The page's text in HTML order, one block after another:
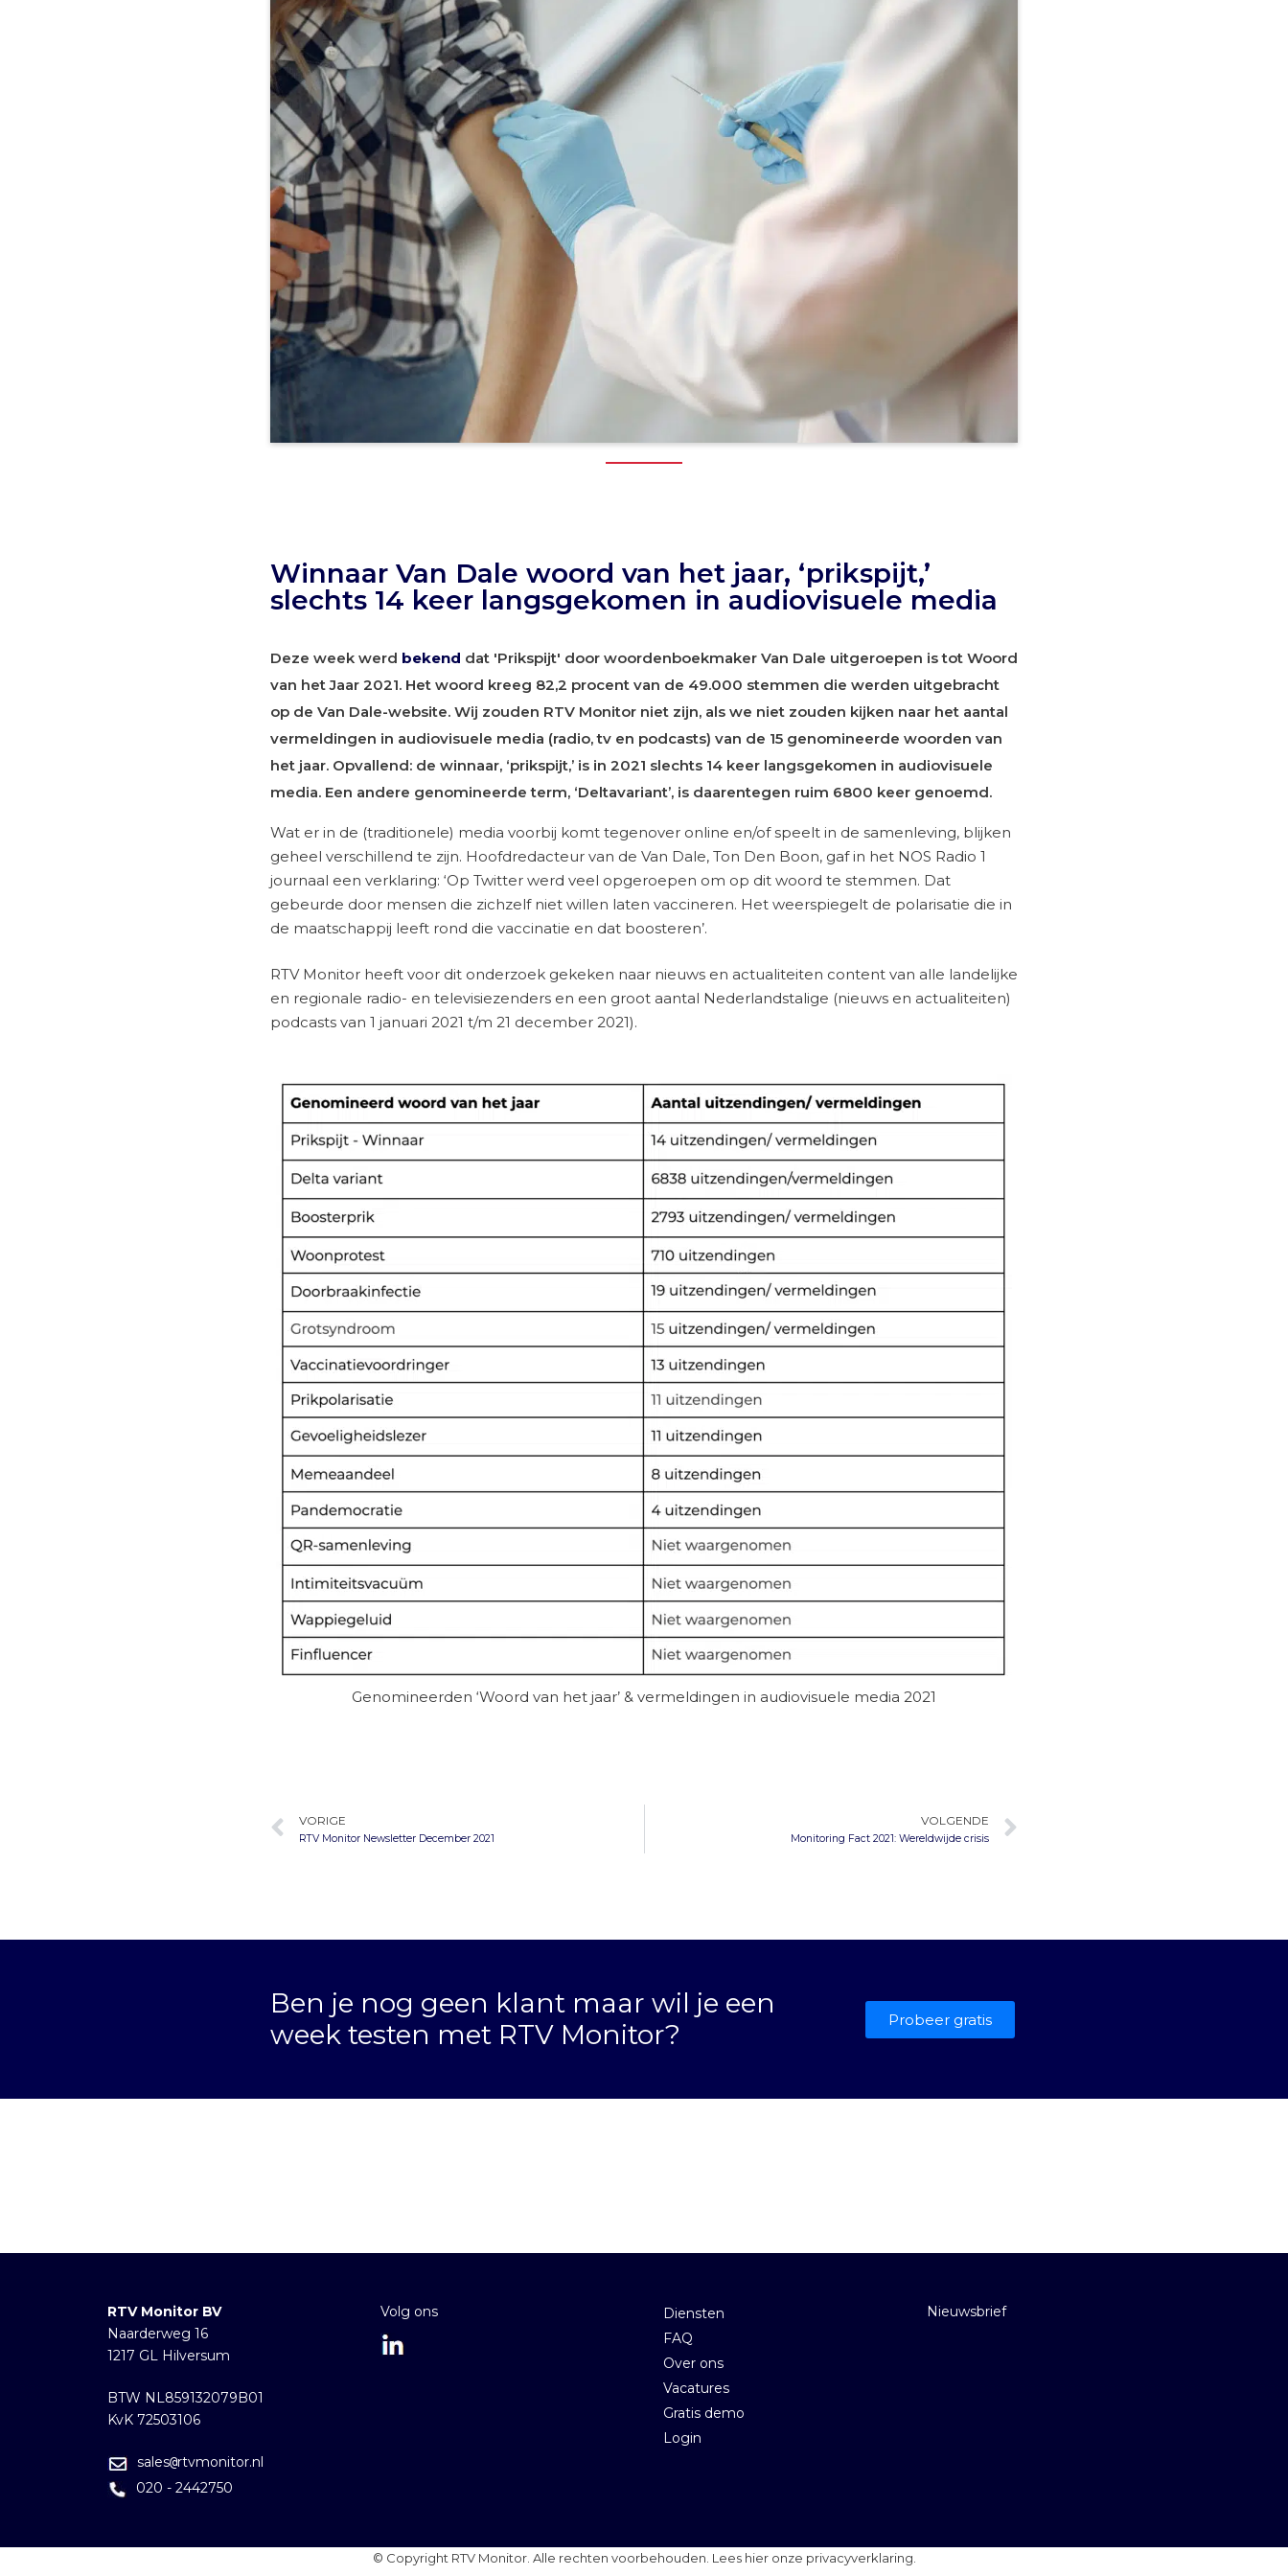
Winnaar Van Dale woord van het jaar, ‘prikspijt,’
slechts 14 keer langsgekomen in audiovisuele media
Deze week werd bekend dat 'Prikspijt' door woordenboekmaker Van Dale uitgeroepen is tot Woord
van het Jaar 2021. Het woord kreeg 82,2 procent van de 49.000 stemmen die werden uitgebracht
op de Van Dale-website. Wij zouden RTV Monitor niet zijn, als we niet zouden kijken naar het aantal
vermeldingen in audiovisuele media (radio, tv en podcasts) van de 15 genomineerde woorden van
het jaar. Opvallend: de winnaar, ‘prikspijt,’ is in 2021 slechts 14 keer langsgekomen in audiovisuele
media. Een andere genomineerde term, ‘Deltavariant’, is daarentegen ruim 6800 keer genoemd.
Wat er in de (traditionele) media voorbij komt tegenover online en/of speelt in de samenleving, blijken
geheel verschillend te zijn. Hoofdredacteur van de Van Dale, Ton Den Boon, gaf in het NOS Radio 1
journaal een verklaring: ‘Op Twitter werd veel opgeroepen om op dit woord te stemmen. Dat
gebeurde door mensen die zichzelf niet willen laten vaccineren. Het weerspiegelt de polarisatie die in
de maatschappij leeft rond die vaccinatie en dat boosteren’.
RTV Monitor heeft voor dit onderzoek gekeken naar nieuws en actualiteiten content van alle landelijke
en regionale radio- en televisiezenders en een groot aantal Nederlandstalige (nieuws en actualiteiten)
podcasts van 1 januari 2021 t/m 21 december 2021).
Genomineerden ‘Woord van het jaar’ & vermeldingen in audiovisuele media 2021
VORIGE
RTV Monitor Newsletter December 2021
VOLGENDE
Monitoring Fact 2021: Wereldwijde crisis
Ben je nog geen klant maar wil je een
week testen met RTV Monitor?
Probeer gratis
RTV Monitor BV
Naarderweg 16
1217 GL Hilversum
BTW NL859132079B01
KvK 72503106
sales@rtvmonitor.nl
020 - 2442750
Volg ons
Diensten
FAQ
Over ons
Vacatures
Gratis demo
Login
Nieuwsbrief
© Copyright RTV Monitor. Alle rechten voorbehouden. Lees hier onze privacyverklaring.